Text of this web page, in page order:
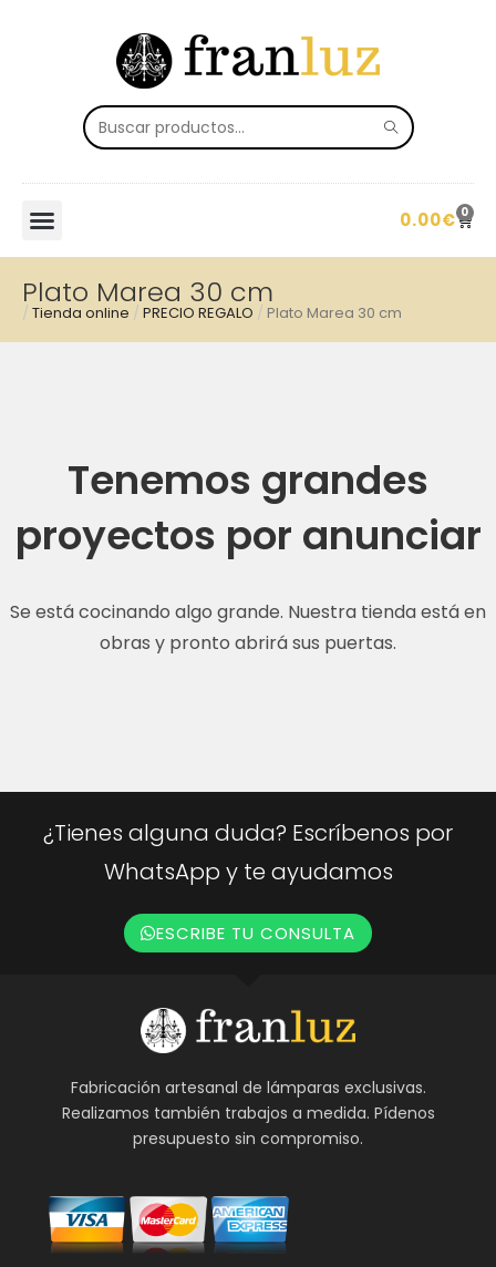
0.00€ 0
Plato Marea 30 cm
/ Tienda online / PRECIO REGALO / Plato Marea 30 cm
Tenemos grandes
proyectos por anunciar
Se está cocinando algo grande. Nuestra tienda está en
obras y pronto abrirá sus puertas.
¿Tienes alguna duda? Escríbenos por
WhatsApp y te ayudamos
ESCRIBE TU CONSULTA
Fabricación artesanal de lámparas exclusivas.
Realizamos también trabajos a medida. Pídenos
presupuesto sin compromiso.